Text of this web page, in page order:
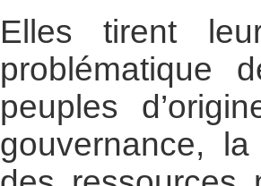
Elles tirent
problématique
peuples
gouvernance,